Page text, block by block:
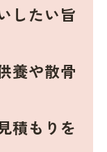
したい旨
養や散骨
積もりを